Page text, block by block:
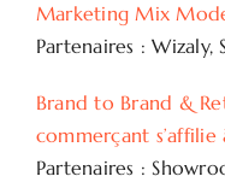
Marketing Mix
Partenaires : Wizaly,
Brand to Brand &
commerçant s’affilie
Partenaires :